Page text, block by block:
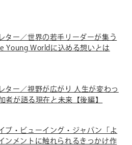
ター／世界の若手リーダーが集う
Young Worldに込める想いとは
ター／視野が広がり 人生が変わっ
が語る現在と未来【後編】
ブ・ビューイング・ジャパン「よ
ンメントに触れられるきっかけ作